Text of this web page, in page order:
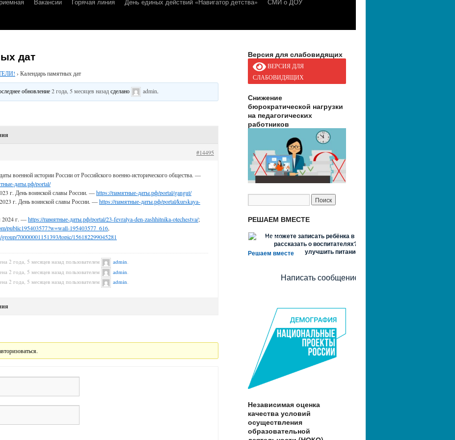
дат
› Календарь памятных дат
обновление2 года, 5 месяцев назадсделано admin.
#14495
военной истории России от Российского военно-исторического общества. —
даты.рф/portal/
г. День воинской славы России. —https://памятные-даты.рф/portal/gangut/
г. День воинской славы России. —https://памятные-даты.рф/portal/kurskaya-
2024 г. —https://памятные-даты.рф/portal/23-fevralya-den-zashhitnika-otechestva/;
public195403577?w=wall-195403577_616,
70000001151393/topic/156182299045281
2 года, 5 месяцев назад пользователем admin.
2 года, 5 месяцев назад пользователем
admin
2 года, 5 месяцев назад пользователем
admin.
Версия для слабовидящих
ВЕРСИЯ ДЛЯ
СЛАБОВИДЯЩИХ
Снижение
бюрократической нагрузки
на педагогических
работников
РЕШАЕМ ВМЕСТЕ
Решаем вместе
Не можете записать ребёнка в сад? Хотите
рассказать о воспитателях? Знаете, как
улучшить питание и занятия?
Написать сообщение
Независимая оценка
качества условий
осуществления
образовательной